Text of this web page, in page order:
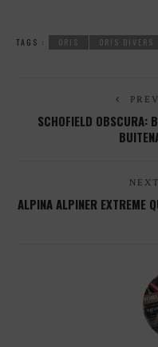
TAGS : ORIS ORIS DIVERS
SCHOFIELD OBSCURA:
ALPINA ALPINER EXTREME